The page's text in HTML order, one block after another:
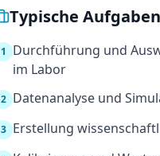
Typische Aufgaben
1
Durchführung und
im Labor
2 Datenanalyse und
3 Erstellung